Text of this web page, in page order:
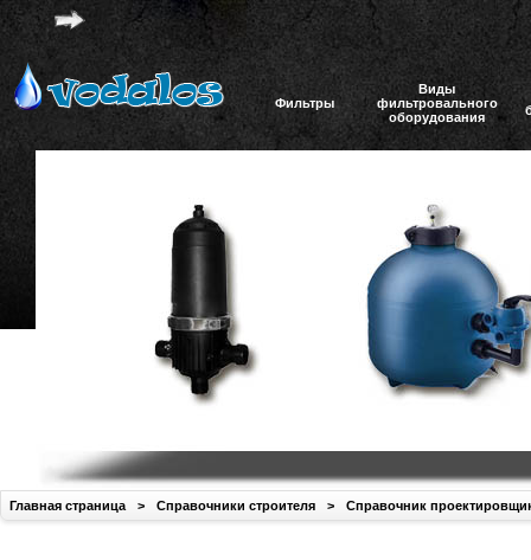
Фильтры
Виды
фильтровального
оборудования
Главная страница > Справочники строителя > Справочник